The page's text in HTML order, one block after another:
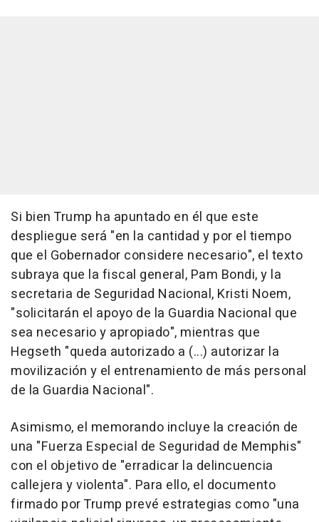
Si bien Trump ha apuntado en él que este
despliegue será "en la cantidad y por el tiempo
que el Gobernador considere necesario", el texto
subraya que la fiscal general, Pam Bondi, y la
secretaria de Seguridad Nacional, Kristi Noem,
"solicitarán el apoyo de la Guardia Nacional que
sea necesario y apropiado", mientras que
Hegseth "queda autorizado a (...) autorizar la
movilización y el entrenamiento de más personal
de la Guardia Nacional".
Asimismo, el memorando incluye la creación de
una "Fuerza Especial de Seguridad de Memphis"
con el objetivo de "erradicar la delincuencia
callejera y violenta". Para ello, el documento
firmado por Trump prevé estrategias como "una